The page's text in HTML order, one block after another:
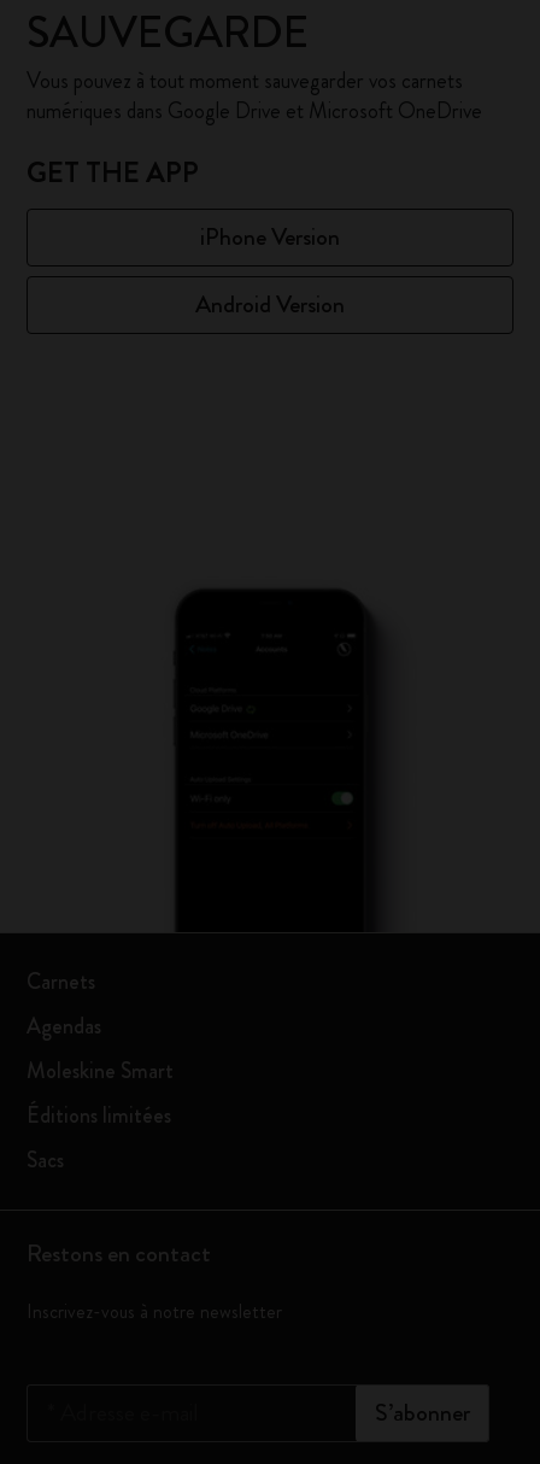
SAUVEGARDE
Vous pouvez à tout moment sauvegarder vos carnets
numériques dans Google Drive et Microsoft OneDrive
GET THE APP
iPhone Version
Android Version
Carnets
Agendas
Moleskine Smart
Éditions limitées
Sacs
Restons en contact
Inscrivez-vous à notre newsletter
S’abonner